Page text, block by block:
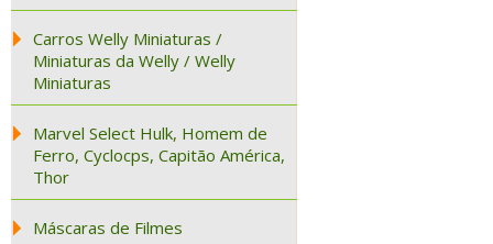
Carros Welly Miniaturas /
Miniaturas da Welly / Welly
Miniaturas
Marvel Select Hulk, Homem de
Ferro, Cyclocps, Capitão América,
Thor
Máscaras de Filmes